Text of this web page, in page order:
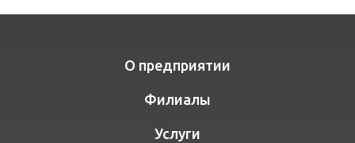
О предприятии
Филиалы
Услуги